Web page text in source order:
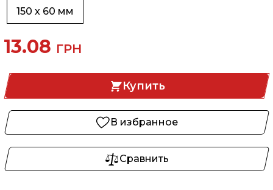
150 х 60 мм
13.08 ГРН
Купить
В избранное
Сравнить